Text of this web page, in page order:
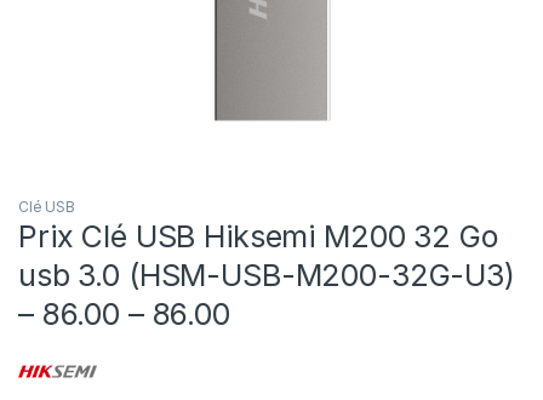
Clé USB
Prix Clé USB Hiksemi M200 32 Go
usb 3.0 (HSM-USB-M200-32G-U3)
– 86.00 – 86.00